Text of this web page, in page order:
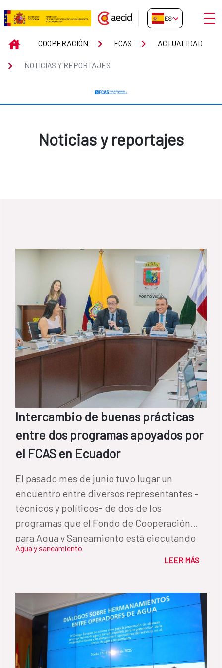
Saltar al contenido principal
Noticias y reportajes
ES-ES Abrir
INICIOCOOPERACIÓN FCAS ACTUALIDAD
NOTICIAS Y REPORTAJES
Noticias y reportajes
Intercambio de buenas prácticas
entre dos programas apoyados por
el FCAS en Ecuador
El pasado mes de junio tuvo lugar un
encuentro entre diversos representantes –
técnicos y políticos- de dos de los
programas que el Fondo de Cooperación
para Agua y Saneamiento está ejecutando
en Ecuador. La iniciativa, surgida a petición
llevadas a cabo por uno de los programas –el
que desde 2020 se está realizando en el
cantón de Portoviejo, con el objetivo de
replicarlas en una iniciativa más reciente: el
Programa de Cooperación para el fomento
Agua y saneamiento
LEER MÁS